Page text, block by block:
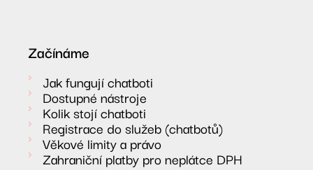
Začínáme
Jak fungují chatboti
Dostupné nástroje
Kolik stojí chatboti
Registrace do služeb (chatbotů)
Věkové limity a právo
Zahraniční platby pro neplátce DPH